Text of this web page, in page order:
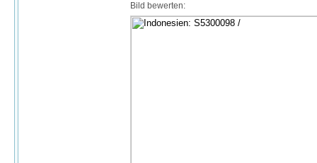
Bild bewerten: